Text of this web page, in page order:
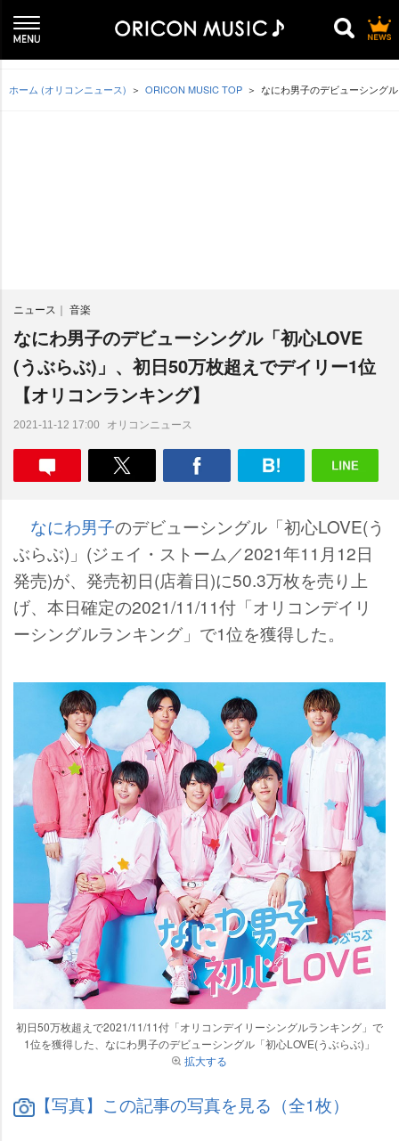
ホーム (オリコンニュース) ORICON MUSIC TOP なにわ男子のデビューシング
ニュース 音楽
なにわ男子のデビューシングル「初心LOVE
(うぶらぶ)」、初日50万枚超えでデイリー1位
【オリコンランキング】
2021-11-12 17:00 オリコンニュース
なにわ男子のデビューシングル「初心LOVE(う
ぶらぶ)」(ジェイ・ストーム／2021年11月12日
発売)が、発売初日(店着日)に50.3万枚を売り上
げ、本日確定の2021/11/11付「オリコンデイリ
ーシングルランキング」で1位を獲得した。
初日50万枚超えで2021/11/11付「オリコンデイリーシングルランキング」で
1位を獲得した、なにわ男子のデビューシングル「初心LOVE(うぶらぶ)」
拡大する
【写真】この記事の写真を見る（全1枚）